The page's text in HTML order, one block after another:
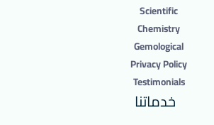
Scientific
Chemistry
Gemological
Privacy Policy
Testimonials
خدماتنا